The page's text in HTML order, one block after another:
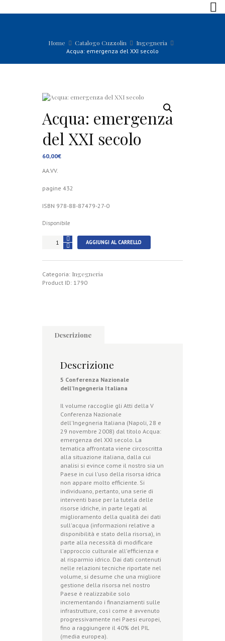
Home Catalogo Cuzzolin Ingegneria
Acqua: emergenza del XXI secolo
Acqua: emergenza
del XXI secolo
60,00€
AA.VV.
pagine 432
ISBN 978-88-87479-27-0
Disponibile
Acqua:
emergenza
secolo
quantità
AGGIUNGI AL CARRELLO
Categoria: Ingegneria
Product ID: 1790
Descrizione
Descrizione
5 Conferenza Nazionale
dell’Ingegneria Italiana
Il volume raccoglie gli Atti della V
Conferenza Nazionale
dell'Ingegneria Italiana (Napoli, 28 e
29 novembre 2008) dal titolo Acqua:
emergenza del XXI secolo. La
tematica affrontata viene circoscritta
alla situazione italiana, dalla cui
analisi si evince come il nostro sia un
Paese in cui l'uso della risorsa idrica
non appare molto efficiente. Si
individuano, pertanto, una serie di
interventi base per la tutela delle
risorse idriche, in parte legati al
miglioramento della qualità dei dati
sull'acqua (informazioni relative a
disponibilità e stato della risorsa), in
parte alla necessità di modificare
l'approccio culturale all'efficienza e
al risparmio idrico. Dai dati contenuti
nelle relazioni tecniche riportate nel
volume, si desume che una migliore
gestione della risorsa nel nostro
Paese è realizzabile solo
incrementando i finanziamenti sulle
infrastrutture, così come è avvenuto
progressivamente nei Paesi europei,
fino a raggiungere il 40% del PIL
(media europea).